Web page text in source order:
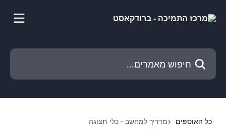
חיפוש מאמרים...
כל האוספים מדריך למחשב - כלי תצוגה